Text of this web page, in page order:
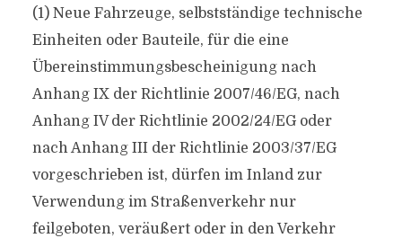
(1) Neue Fahrzeuge, selbstständige technische
Einheiten oder Bauteile, für die eine
Übereinstimmungsbescheinigung nach
Anhang IX der Richtlinie 2007/46/EG, nach
Anhang IV der Richtlinie 2002/24/EG oder
nach Anhang III der Richtlinie 2003/37/EG
vorgeschrieben ist, dürfen im Inland zur
Verwendung im Straßenverkehr nur
feilgeboten, veräußert oder in den Verkehr